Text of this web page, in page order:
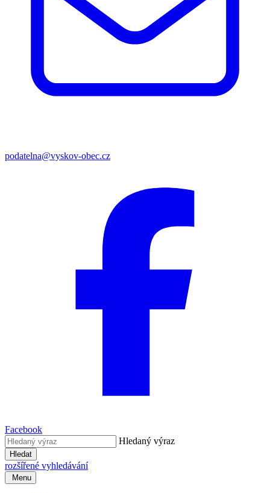
podatelna@vyskov-obec.cz
Facebook
Hledaný výraz
Hledat
rozšířené vyhledávání
Menu